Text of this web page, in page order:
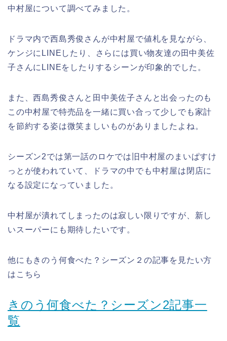
中村屋について調べてみました。
ドラマ内で西島秀俊さんが中村屋で値札を見ながら、
ケンジにLINEしたり、さらには買い物友達の田中美佐
子さんにLINEをしたりするシーンが印象的でした。
また、西島秀俊さんと田中美佐子さんと出会ったのも
この中村屋で特売品を一緒に買い合って少しでも家計
を節約する姿は微笑ましいものがありましたよね。
シーズン2では第一話のロケでは旧中村屋のまいぱすけ
っとが使われていて、ドラマの中でも中村屋は閉店に
なる設定になっていました。
中村屋が潰れてしまったのは寂しい限りですが、新し
いスーパーにも期待したいです。
他にもきのう何食べた？シーズン２の記事を見たい方
はこちら
きのう何食べた？シーズン2記事一
覧